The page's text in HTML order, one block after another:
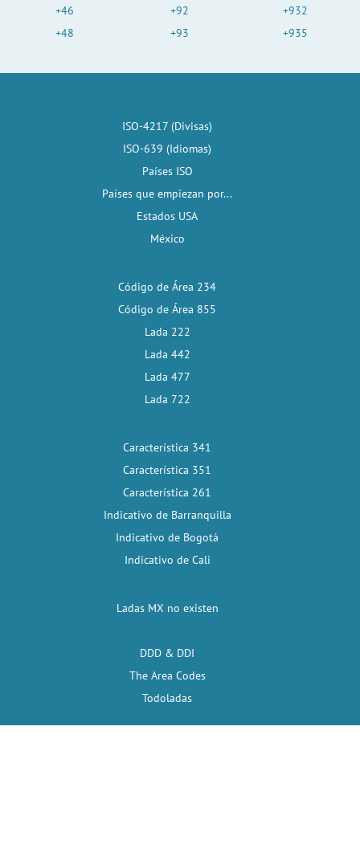
+46
+48
+92
+93
+932
+935
ISO-4217 (Divisas)
ISO-639 (Idiomas)
Países ISO
Países que empiezan por...
Estados USA
México
Código de Área 234
Código de Área 855
Lada 222
Lada 442
Lada 477
Lada 722
Característica 341
Característica 351
Característica 261
Indicativo de Barranquilla
Indicativo de Bogotá
Indicativo de Cali
Ladas MX no existen
DDD & DDI
The Area Codes
Todoladas